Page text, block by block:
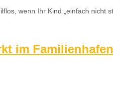
wenn Ihr Kind „einfach nicht
im